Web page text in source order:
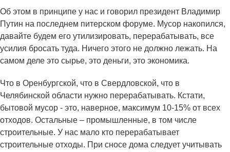
Об этом в принципе у нас и говорил президент Владимир
Путин на последнем питерском форуме. Мусор накопился,
давайте будем его утилизировать, перерабатывать, все
усилия бросать туда. Ничего этого не должно лежать. На
самом деле это сырье, это деньги, это экономика.
Что в Оренбургской, что в Свердловской, что в
Челябинской области нужно перерабатывать. Кстати,
бытовой мусор - это, наверное, максимум 10-15% от всех
отходов. Остальные – промышленные, в том числе
строительные. У нас мало кто перерабатывает
строительные отходы. При сносе дома следует учитывать